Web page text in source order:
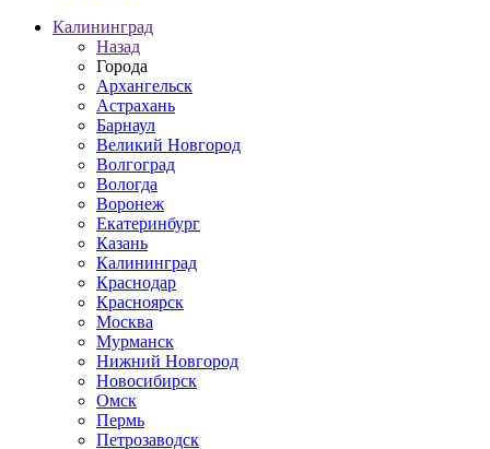
Калининград
Назад
Города
Архангельск
Астрахань
Барнаул
Великий Новгород
Волгоград
Вологда
Воронеж
Екатеринбург
Казань
Калининград
Краснодар
Красноярск
Москва
Мурманск
Нижний Новгород
Новосибирск
Омск
Пермь
Петрозаводск